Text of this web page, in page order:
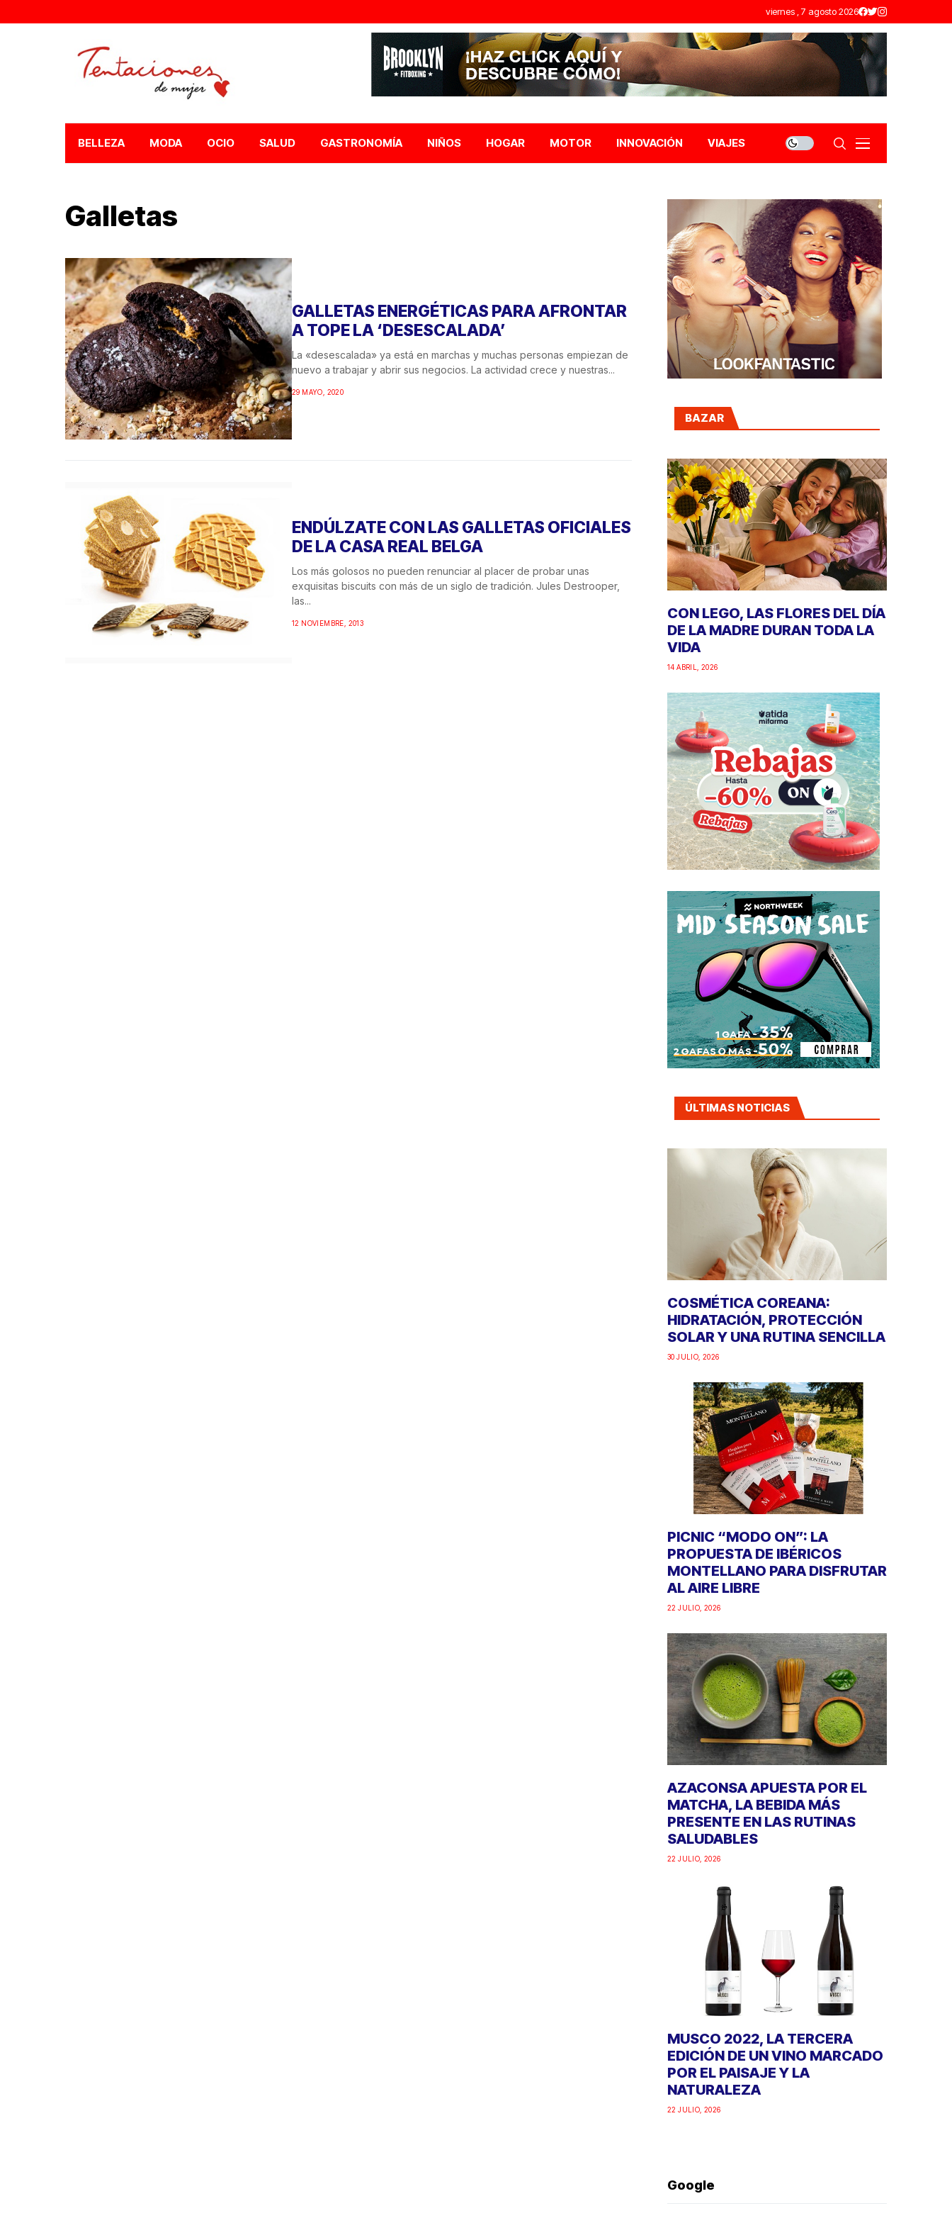
viernes , 7 agosto 2026
BELLEZA MODA OCIO SALUD GASTRONOMÍA NIÑOS HOGAR MOTOR INNOVACIÓN VIAJES
Galletas
GALLETAS ENERGÉTICAS PARA AFRONTAR
A TOPE LA ‘DESESCALADA’
La «desescalada» ya está en marchas y muchas personas empiezan de
nuevo a trabajar y abrir sus negocios. La actividad crece y nuestras...
29 MAYO, 2020
ENDÚLZATE CON LAS GALLETAS OFICIALES
DE LA CASA REAL BELGA
Los más golosos no pueden renunciar al placer de probar unas
exquisitas biscuits con más de un siglo de tradición. Jules Destrooper,
las...
12 NOVIEMBRE, 2013
BAZAR
CON LEGO, LAS FLORES DEL DÍA
DE LA MADRE DURAN TODA LA
VIDA
14 ABRIL, 2026
ÚLTIMAS NOTICIAS
COSMÉTICA COREANA:
HIDRATACIÓN, PROTECCIÓN
SOLAR Y UNA RUTINA SENCILLA
30 JULIO, 2026
PICNIC “MODO ON”: LA
PROPUESTA DE IBÉRICOS
MONTELLANO PARA DISFRUTAR
AL AIRE LIBRE
22 JULIO, 2026
AZACONSA APUESTA POR EL
MATCHA, LA BEBIDA MÁS
PRESENTE EN LAS RUTINAS
SALUDABLES
22 JULIO, 2026
MUSCO 2022, LA TERCERA
EDICIÓN DE UN VINO MARCADO
POR EL PAISAJE Y LA
NATURALEZA
22 JULIO, 2026
Google